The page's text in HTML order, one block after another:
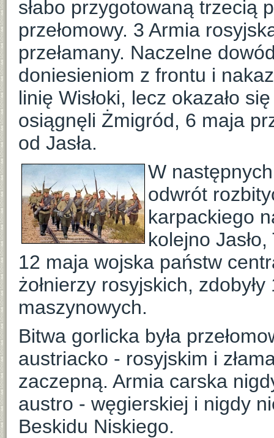
słabo przygotowaną trzecią
przełomowy. 3 Armia
przełamany. Naczelne
doniesieniom z frontu i
linię Wisłoki, lecz okazało
osiągnęli Żmigród, 6 maja
od Jasła.
W
odwrót
karpackiego
kolejno
12 maja wojska państw
żołnierzy rosyjskich,
maszynowych.
Bitwa gorlicka była
austriacko - rosyjskim i
zaczepną. Armia carska
austro - węgierskiej i nigdy
Beskidu Niskiego.